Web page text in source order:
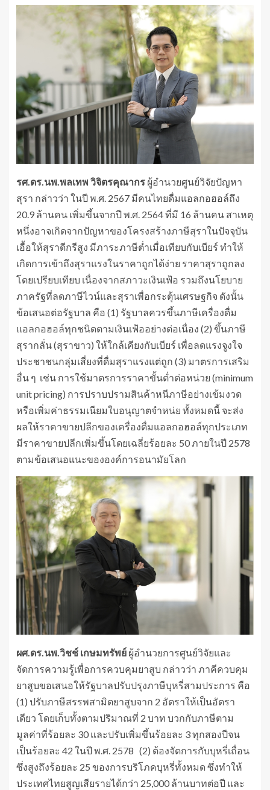
รศ.ดร.นพ.พลเทพ วิจิตรคุณากร ผู้อำนวยศูนย์วิจัยปัญหา
สุรา กล่าวว่า ในปี พ.ศ. 2567 มีคนไทยดื่มแอลกอฮอล์ถึง
20.9 ล้านคน เพิ่มขึ้นจากปี พ.ศ. 2564 ที่มี 16 ล้านคน สาเหตุ
หนึ่งอาจเกิดจากปัญหาของโครงสร้างภาษีสุราในปัจจุบัน
เอื้อให้สุราดีกรีสูง มีภาระภาษีต่ำเมื่อเทียบกับเบียร์ ทำให้
เกิดการเข้าถึงสุราแรงในราคาถูกได้ง่าย ราคาสุราถูกลง
โดยเปรียบเทียบ เนื่องจากสภาวะเงินเฟ้อ รวมถึงนโยบาย
ภาครัฐที่ลดภาษีไวน์และสุราเพื่อกระตุ้นเศรษฐกิจ ดังนั้น
ข้อเสนอต่อรัฐบาล คือ (1) รัฐบาลควรขึ้นภาษีเครื่องดื่ม
แอลกอฮอล์ทุกชนิดตามเงินเฟ้ออย่างต่อเนื่อง (2) ขึ้นภาษี
สุรากลั่น (สุราขาว) ให้ใกล้เคียงกับเบียร์ เพื่อลดแรงจูงใจ
ประชาชนกลุ่มเสี่ยงที่ดื่มสุราแรงแต่ถูก (3) มาตรการเสริม
อื่น ๆ เช่น การใช้มาตรการราคาขั้นต่ำต่อหน่วย (minimum
unit pricing) การปราบปรามสินค้าหนีภาษีอย่างเข้มงวด
หรือเพิ่มค่าธรรมเนียมใบอนุญาตจำหน่ย ทั้งหมดนี้ จะส่ง
ผลให้ราคาขายปลีกของเครื่องดื่มแอลกอฮอล์ทุกประเภท
มีราคาขายปลีกเพิ่มขึ้นโดยเฉลี่ยร้อยละ 50 ภายในปี 2578
ตามข้อเสนอแนะขององค์การอนามัยโลก
ผศ.ดร.นพ.วิชช์ เกษมทรัพย์ ผู้อำนวยการศูนย์วิจัยและ
จัดการความรู้เพื่อการควบคุมยาสูบ กล่าวว่า ภาคีควบคุม
ยาสูบขอเสนอให้รัฐบาลปรับปรุงภาษีบุหรี่สามประการ คือ
(1) ปรับภาษีสรรพสามิตยาสูบจาก 2 อัตราให้เป็นอัตรา
เดียว โดยเก็บทั้งตามปริมาณที่ 2 บาท บวกกับภาษีตาม
มูลค่าที่ร้อยละ 30 และปรับเพิ่มขึ้นร้อยละ 3 ทุกสองปีจน
เป็นร้อยละ 42 ในปี พ.ศ. 2578 (2) ต้องจัดการกับบุหรี่เถื่อน
ซึ่งสูงถึงร้อยละ 25 ของการบริโภคบุหรี่ทั้งหมด ซึ่งทำให้
ประเทศไทยสูญเสียรายได้กว่า 25,000 ล้านบาทต่อปี และ